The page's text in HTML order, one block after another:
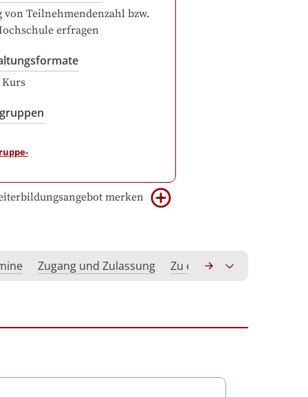
von Teilnehmendenzahl bzw.
erfragen
merken
Zugang und Zulassung Zu erwerbende